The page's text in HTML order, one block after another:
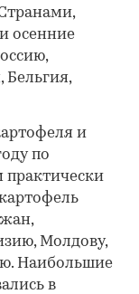
осенние
Бельгия,
и
по
Молдову,
Наибольшие
в